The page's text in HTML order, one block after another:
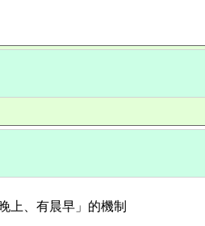
上、有晨早」的機制